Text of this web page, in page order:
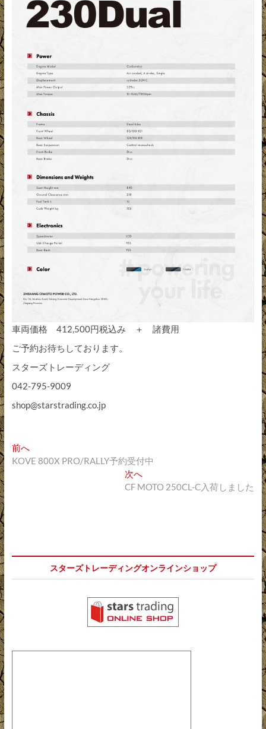
車両価格 412,500円税込み ＋ 諸費用
ご予約お待ちしております。
スターズトレーディング
042-795-9009
shop@starstrading.co.jp
投
稿
シ
ョ
前へ過
去
KOVE 800X PRO/RALLY予約受付中
次へ
の
CF MOTO 250CL-C入荷しました
スターズトレーディングオンラインショップ